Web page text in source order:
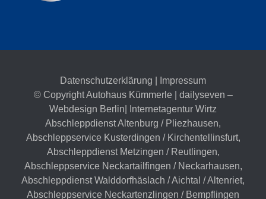
Datenschutzerklärung
Impressum
© Copyright Autohaus Kümmerle | dailyseven –
Webdesign Berlin | Internetagentur Wirtz
Abschleppdienst Altenburg / Pliezhausen,
Abschleppservice Kusterdingen / Kirchentellinsfurt,
Abschleppdienst Metzingen / Reutlingen,
Abschleppservice Neckartailfingen / Neckarhausen,
Abschleppdienst Walddorfhäslach / Aichtal / Altenriet,
Abschleppservice Neckartenzlingen / Bempflingen